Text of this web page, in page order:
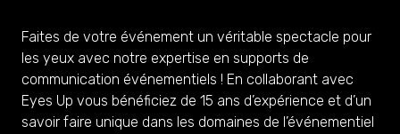
Faites de votre événement un véritable spectacle pour
les yeux avec notre expertise en supports de
communication événementiels ! En collaborant avec
Eyes Up vous bénéficiez de 15 ans d’expérience et d’un
savoir faire unique dans les domaines de l’événementiel